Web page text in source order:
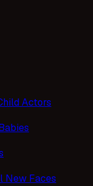
Actors
New Faces